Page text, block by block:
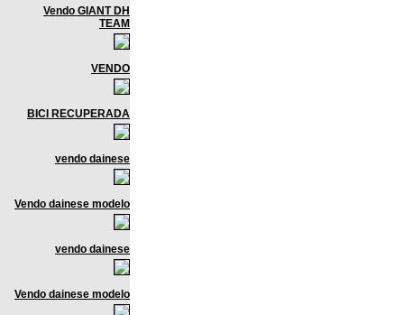
Vendo GIANT DH
TEAM
VENDO
BICI RECUPERADA
vendo dainese
Vendo dainese modelo
vendo dainese
Vendo dainese modelo